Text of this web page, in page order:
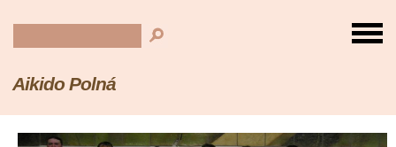
Aikido Polná